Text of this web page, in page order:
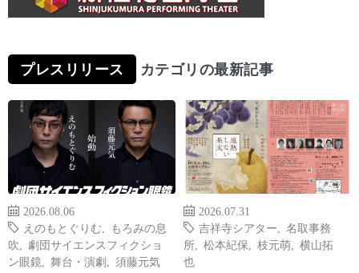
プレスリリース カテゴリの最新記事
2026.08.06
えのもとぐりむ
もろみの息
吹
劇団サイエンスフィクショ
ン眼鏡
舞台・演劇 須藤元気
2026.07.31
吉祥寺シアター
名取事務
所
松本紀保 枝元萌
横山拓
也